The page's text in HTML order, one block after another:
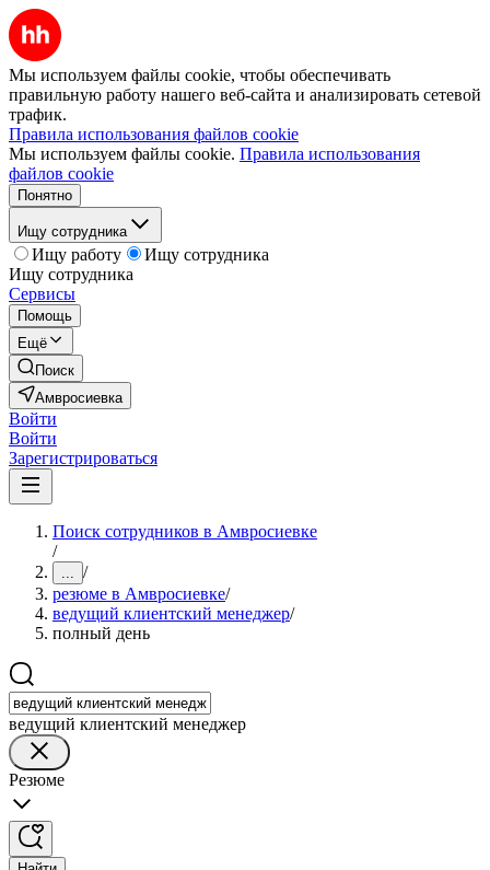
Мы используем файлы cookie, чтобы обеспечивать
правильную работу нашего веб-сайта и анализировать сетевой
трафик.
Правила использования файлов cookie
Мы используем файлы cookie. Правила использования
файлов cookie
Понятно
Ищу сотрудника
Ищу работу
Ищу сотрудника
Ищу сотрудника
Сервисы
Помощь
Ещё
Поиск
Амвросиевка
Войти
Войти
Зарегистрироваться
Поиск сотрудников в Амвросиевке
/
... /
резюме в Амвросиевке/
ведущий клиентский менеджер/
полный день
ведущий клиентский менеджер
Резюме